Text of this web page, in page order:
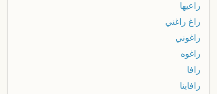
راعيها
راغ راغني
راغوني
راغوه
رافا
رافاينا